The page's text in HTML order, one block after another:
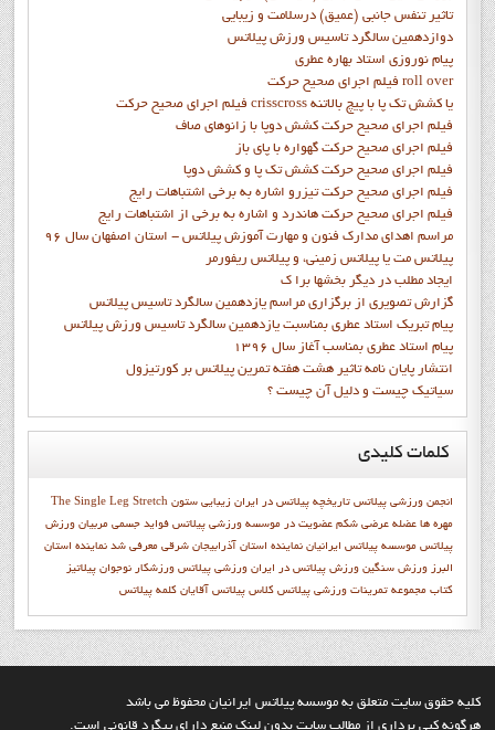
تاثیر تنفس جانبی (عمیق) درسلامت و زیبایی
دوازدهمين سالگرد تاسيس ورزش پيلاتس
پيام نوروزي استاد بهاره عطري
فيلم اجراي صحيح حرکت roll over
فيلم اجراي صحيح حركت crisscross يا كشش تك پا با پيچ بالاتنه
فيلم اجراي صحيح حرکت كشش دوپا با زانوهاي صاف
فيلم اجراي صحيح حرکت گهواره با پاي باز
فيلم اجراي صحيح حرکت کشش تک پا و کشش دوپا
فيلم اجراي صحيح حرکت تيزرو اشاره به برخي اشتباهات رايج
فيلم اجراي صحيح حرکت هاندرد و اشاره به برخي از اشتباهات رايج
مراسم اهدای مدارک فنون و مهارت آموزش پیلاتس - استان اصفهان سال 96
پیلاتس مت یا پیلاتس زمینی، و پیلاتس ریفورمر
ايجاد مطلب در ديگر بخشها برا ک
گزارش تصويري از برگزاري مراسم يازدهمين سالگرد تاسيس پيلاتس
پيام تبريک استاد عطري بمناسبت يازدهمين سالگرد تاسيس ورزش پيلاتس
پيام استاد عطري بمناسب آغاز سال 1396
انتشار پايان نامه تاثیر هشت هفته تمرین پیلاتس بر کورتیزول
سیاتیک چیست و دلیل آن چیست ؟
کلماتکلیدی
The Single Leg Stretch انجمن ورزشي پيلاتس تاریخچه پیلاتس در ایران زیبایی ستون
مهره ها عضله عرضی شکم عضويت در موسسه ورزشي پيلاتس فواید جسمی مربیان ورزش
پیلاتس موسسه پیلاتس ایرانیان نماينده استان آذرابيجان شرقي معرفي شد نماينده استان
البرز ورزش سنگین ورزش پیلاتس در ایران ورزشي پيلاتس ورزشکار نوجوان پيلاتيز
کتاب مجموعه تمرينات ورزشي پيلاتس کلاس پیلاتس آقایان کلمه پيلاتس
کليه حقوق سايت متعلق به موسسه پيلاتس ايرانيان محفوظ مي باشد
هرگونه کپي برداري از مطالب سايت بدون لينک منبع داراي پيگرد قانوني است.